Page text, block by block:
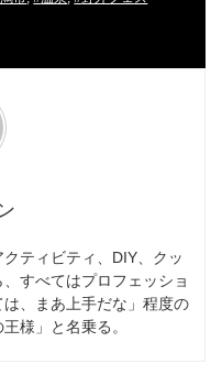
ティビティ、DIY、クッ
すべてはプロフェッショ
、まあ上手だな」程度の
様」と名乗る。